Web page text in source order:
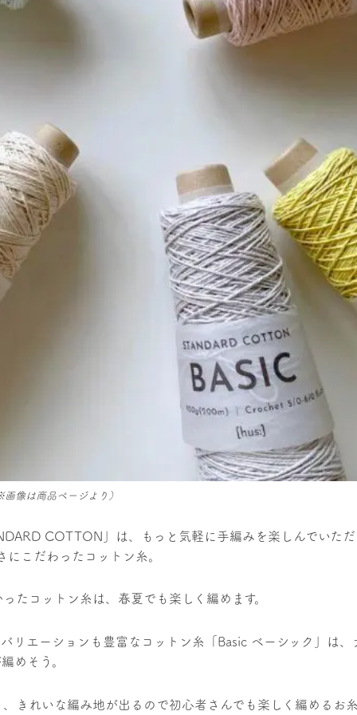
像は商品ページより）
COTTON」は、
もっと気軽に手編みを楽しんでいただ
こだわったコットン糸。
たコットン糸は、春夏でも楽しく編めます。
リエーションも豊富なコットン糸「Basic ベーシック」は、
めそう。
きれいな編み地が出るので初心者さんでも楽しく編めるお